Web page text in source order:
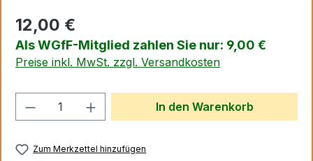
12,00 €
Als WGfF-Mitglied zahlen Sie nur: 9,00 €
Preise inkl. MwSt. zzgl. Versandkosten
Produkt Anzahl: Gib denIn den Warenkorb
Zum Merkzettel hinzufügen